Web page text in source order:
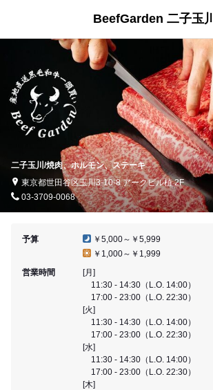
BeefGarden 二子玉川
二子玉川/焼肉、ホルモン、ステーキ
東京都世田谷区玉川3-10-8 アークビル植 2F
03-3709-0068
予算
￥5,000～￥5,999
￥1,000～￥1,999
営業時間
[月]
11:30 - 14:30（L.O. 14:00）
17:00 - 23:00（L.O. 22:30）
[火]
11:30 - 14:30（L.O. 14:00）
17:00 - 23:00（L.O. 22:30）
[水]
11:30 - 14:30（L.O. 14:00）
17:00 - 23:00（L.O. 22:30）
[木]